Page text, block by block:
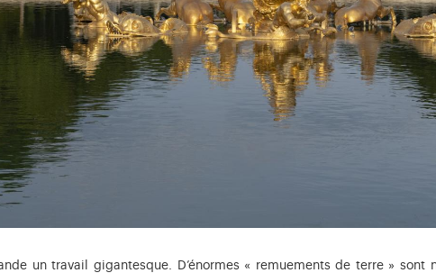
un travail gigantesque. D’énormes « remuements de terre » sont